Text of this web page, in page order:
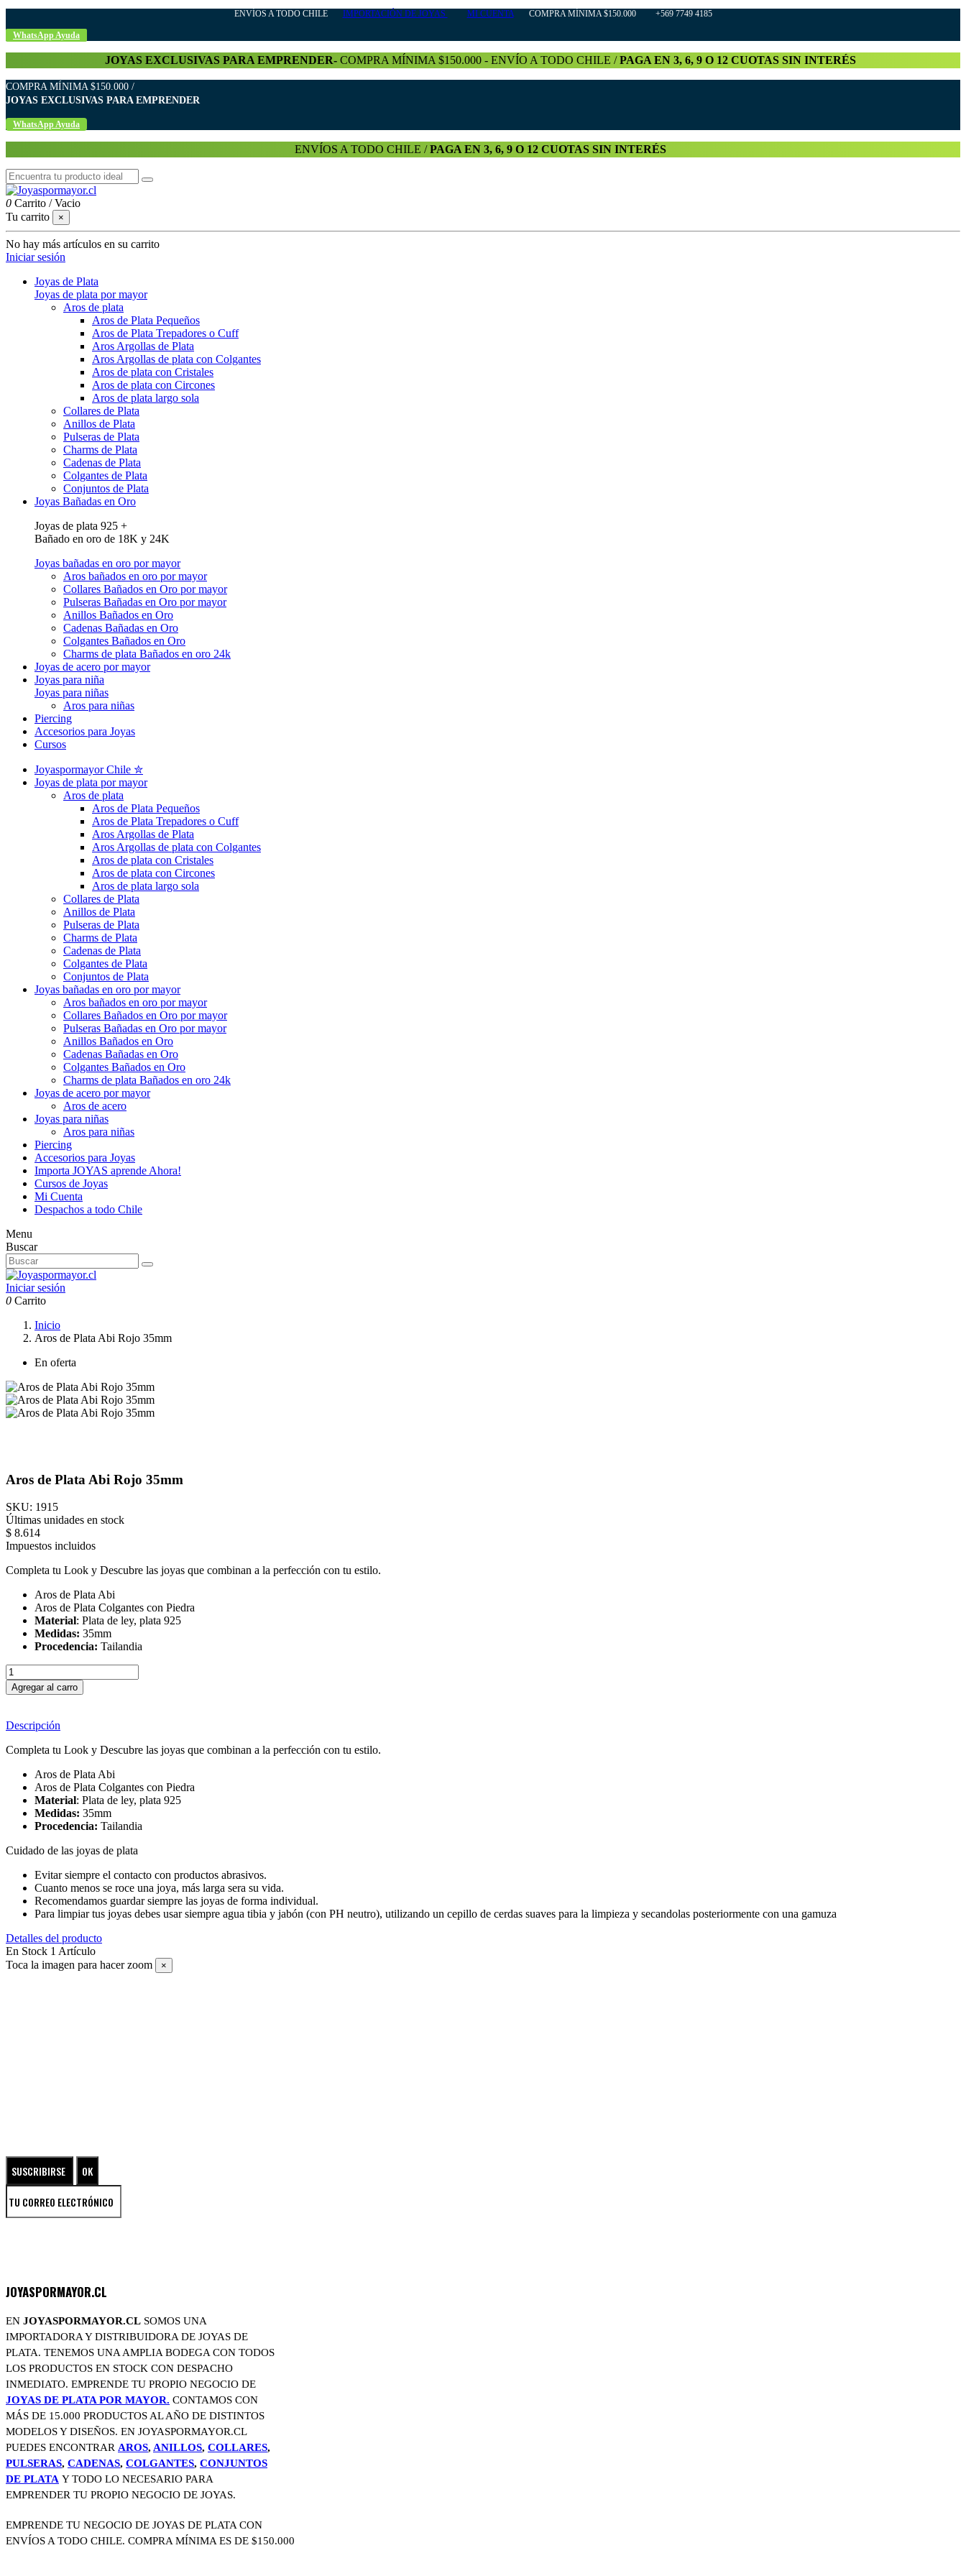
ENVÍOS A TODO CHILE IMPORTACIÓN DE JOYAS MI CUENTACOMPRA MÍNIMA $150.000 +569 7749 4185
WhatsApp Ayuda
JOYAS EXCLUSIVAS PARA EMPRENDER- COMPRA MÍNIMA $150.000 - ENVÍO A TODO CHILE /PAGA EN 3, 6, 9 O 12 CUOTAS SIN INTERÉS
COMPRA MÍNIMA $150.000 /
JOYAS EXCLUSIVAS PARA EMPRENDER
WhatsApp Ayuda
ENVÍOS A TODO CHILE /PAGA EN 3, 6, 9 O 12 CUOTAS SIN INTERÉS
0 Carrito /Vacio
Tu carrito
×
No hay más artículos en su carrito
Iniciar sesión
Joyas de Plata
Joyas de plata por mayor
Aros de plata
Aros de Plata Pequeños
Aros de Plata Trepadores o Cuff
Aros Argollas de Plata
Aros Argollas de plata con Colgantes
Aros de plata con Cristales
Aros de plata con Circones
Aros de plata largo sola
Collares de Plata
Anillos de Plata
Pulseras de Plata
Charms de Plata
Cadenas de Plata
Colgantes de Plata
Conjuntos de Plata
Joyas Bañadas en Oro
Joyas de plata 925 +
Bañado en oro de 18K y 24K
Joyas bañadas en oro por mayor
Aros bañados en oro por mayor
Collares Bañados en Oro por mayor
Pulseras Bañadas en Oro por mayor
Anillos Bañados en Oro
Cadenas Bañadas en Oro
Colgantes Bañados en Oro
Charms de plata Bañados en oro 24k
Joyas de acero por mayor
Joyas para niña
Joyas para niñas
Aros para niñas
Piercing
Accesorios para Joyas
Cursos
Joyaspormayor Chile ✮
Joyas de plata por mayor
Aros de plata
Aros de Plata Pequeños
Aros de Plata Trepadores o Cuff
Aros Argollas de Plata
Aros Argollas de plata con Colgantes
Aros de plata con Cristales
Aros de plata con Circones
Aros de plata largo sola
Collares de Plata
Anillos de Plata
Pulseras de Plata
Charms de Plata
Cadenas de Plata
Colgantes de Plata
Conjuntos de Plata
Joyas bañadas en oro por mayor
Aros bañados en oro por mayor
Collares Bañados en Oro por mayor
Pulseras Bañadas en Oro por mayor
Anillos Bañados en Oro
Cadenas Bañadas en Oro
Colgantes Bañados en Oro
Charms de plata Bañados en oro 24k
Joyas de acero por mayor
Aros de acero
Joyas para niñas
Aros para niñas
Piercing
Accesorios para Joyas
Importa JOYAS aprende Ahora!
Cursos de Joyas
Mi Cuenta
Despachos a todo Chile
Menu
Buscar
Iniciar sesión
0 Carrito
Inicio
Aros de Plata Abi Rojo 35mm
En oferta
Aros de Plata Abi Rojo 35mm
SKU: 1915
Últimas unidades en stock
$ 8.614
Impuestos incluidos
Completa tu Look y Descubre las joyas que combinan a la perfección con tu estilo.
Aros de Plata Abi
Aros de Plata Colgantes con Piedra
Material: Plata de ley, plata 925
Medidas: 35mm
Procedencia: Tailandia
Agregar al carro
Descripción
Completa tu Look y Descubre las joyas que combinan a la perfección con tu estilo.
Aros de Plata Abi
Aros de Plata Colgantes con Piedra
Material: Plata de ley, plata 925
Medidas: 35mm
Procedencia: Tailandia
Cuidado de las joyas de plata
Evitar siempre el contacto con productos abrasivos.
Cuanto menos se roce una joya, más larga sera su vida.
Recomendamos guardar siempre las joyas de forma individual.
Para limpiar tus joyas debes usar siempre agua tibia y jabón (con PH neutro), utilizando un cepillo de cerdas suaves para la limpieza y secandolas posteriormente con una gamuza
Detalles del producto
En Stock 1 Artículo
Toca la imagen para hacer zoom
×
JOYASPORMAYOR.CL
EN JOYASPORMAYOR.CL SOMOS UNA
IMPORTADORA Y DISTRIBUIDORA DE JOYAS DE
PLATA. TENEMOS UNA AMPLIA BODEGA CON TODOS
LOS PRODUCTOS EN STOCK CON DESPACHO
INMEDIATO. EMPRENDE TU PROPIO NEGOCIO DE
JOYAS DE PLATA POR MAYOR. CONTAMOS CON
MÁS DE 15.000 PRODUCTOS AL AÑO DE DISTINTOS
MODELOS Y DISEÑOS. EN JOYASPORMAYOR.CL
PUEDES ENCONTRAR AROS,ANILLOS, COLLARES,
PULSERAS, CADENAS, COLGANTES, CONJUNTOS
DE PLATA Y TODO LO NECESARIO PARA
EMPRENDER TU PROPIO NEGOCIO DE JOYAS.
EMPRENDE TU NEGOCIO DE JOYAS DE PLATA CON
ENVÍOS A TODO CHILE. COMPRA MÍNIMA ES DE $150.000